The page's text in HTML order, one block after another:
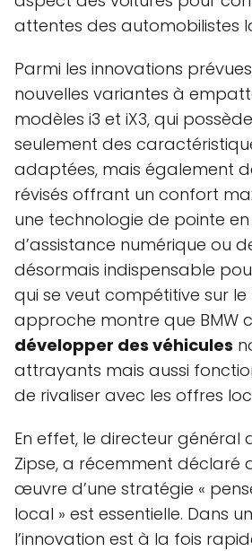
attentes des automobilistes
Parmi les innovations
nouvelles variantes à
modèles i3 et iX3, qui
seulement des
adaptées, mais également
révisés offrant un confort
une technologie de pointe
d’assistance numérique ou
désormais indispensable
qui se veut compétitive sur
approche montre que BMW
développer des véhicules
attrayants mais aussi
de rivaliser avec les offres
En effet, le directeur général
Zipse, a récemment déclaré
œuvre d’une stratégie «
local » est essentielle. Dans
l’innovation est à la fois